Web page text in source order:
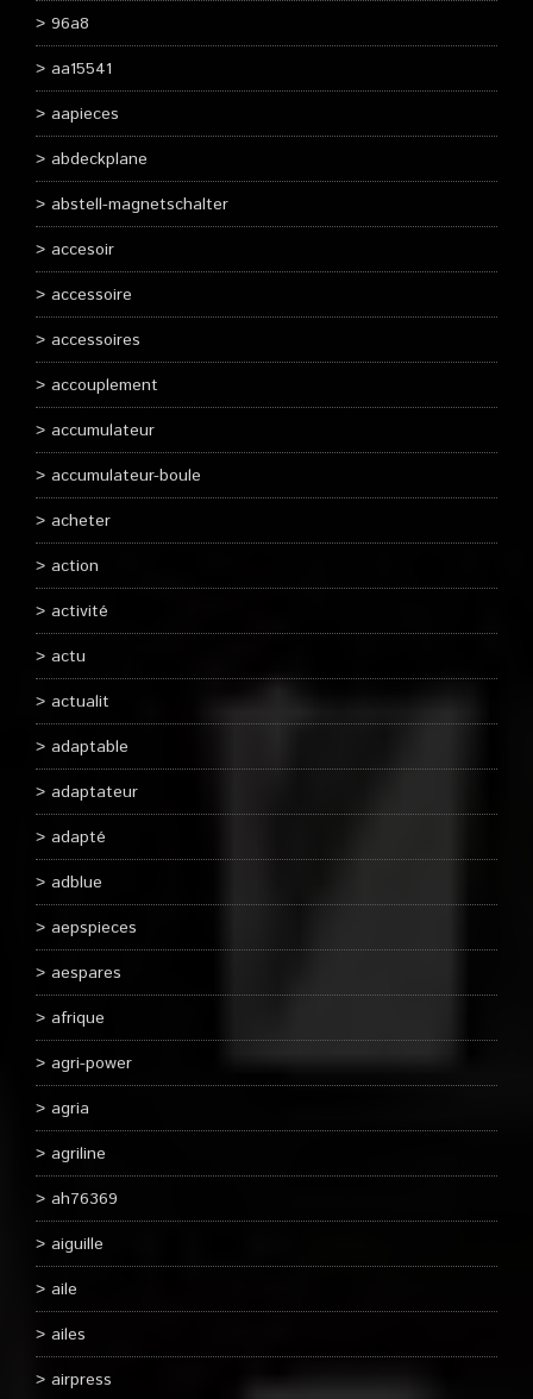
96a8
aa15541
aapieces
abdeckplane
abstell-magnetschalter
accesoir
accessoire
accessoires
accouplement
accumulateur
accumulateur-boule
acheter
action
activité
actu
actualit
adaptable
adaptateur
adapté
adblue
aepspieces
aespares
afrique
agri-power
agria
agriline
ah76369
aiguille
aile
ailes
airpress